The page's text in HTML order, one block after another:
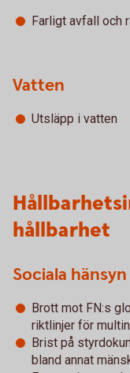
Farligt avfall och
Vatten
Utsläpp i vatten
hållbarhet
Sociala hänsyn
Brott mot FN:s
riktlinjer för
Brist på
bland annat